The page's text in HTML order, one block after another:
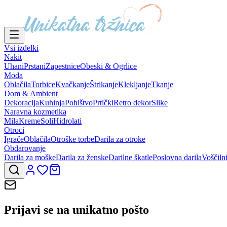
Vsi izdelki
Nakit
UhaniPrstaniZapestniceObeski & Ogrlice
Moda
OblačilaTorbiceKvačkanjeŠtrikanjeKlekljanjeTkanje
Dom & Ambient
DekoracijaKuhinjaPohištvoPrtičkiRetro dekorSlike
Naravna kozmetika
MilaKremeSoliHidrolati
Otroci
IgračeOblačilaOtroške torbeDarila za otroke
Obdarovanje
Darila za moškeDarila za ženskeDarilne škatlePoslovna darila
Prijavi se na unikatno pošto